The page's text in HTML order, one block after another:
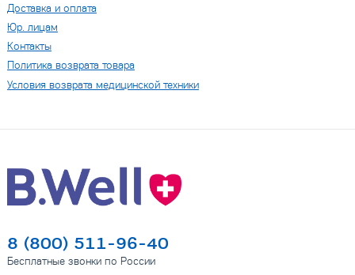
Доставка и оплата
Юр. лицам
Контакты
Политика возврата товара
Условия возврата медицинской техники
8 (800) 511-96-40
Бесплатные звонки по России